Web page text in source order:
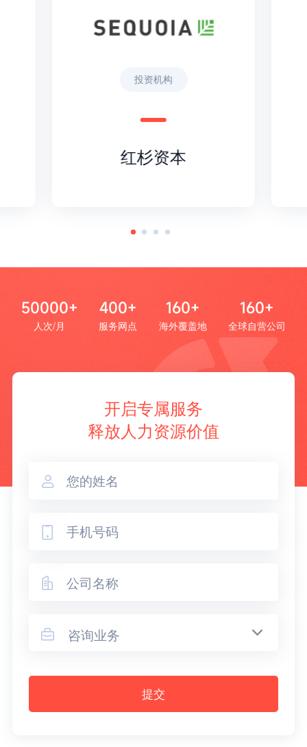
投资机构
红杉资本
50000+
人次/月
400+
服务网点
160+
海外覆盖地
160+
全球自营公司
开启专属服务
释放人力资源价值



 咨询业务
提交